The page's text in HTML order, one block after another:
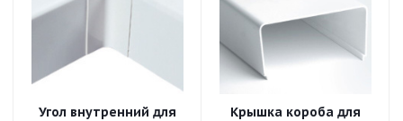
Угол внутренний для
Крышка короба для